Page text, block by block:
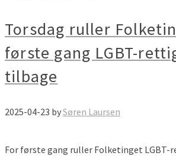
Torsdag ruller
første gang LGBT-
tilbage
2025-04-23 bySøren Laursen
For første gang ruller Folketinget LGBT-